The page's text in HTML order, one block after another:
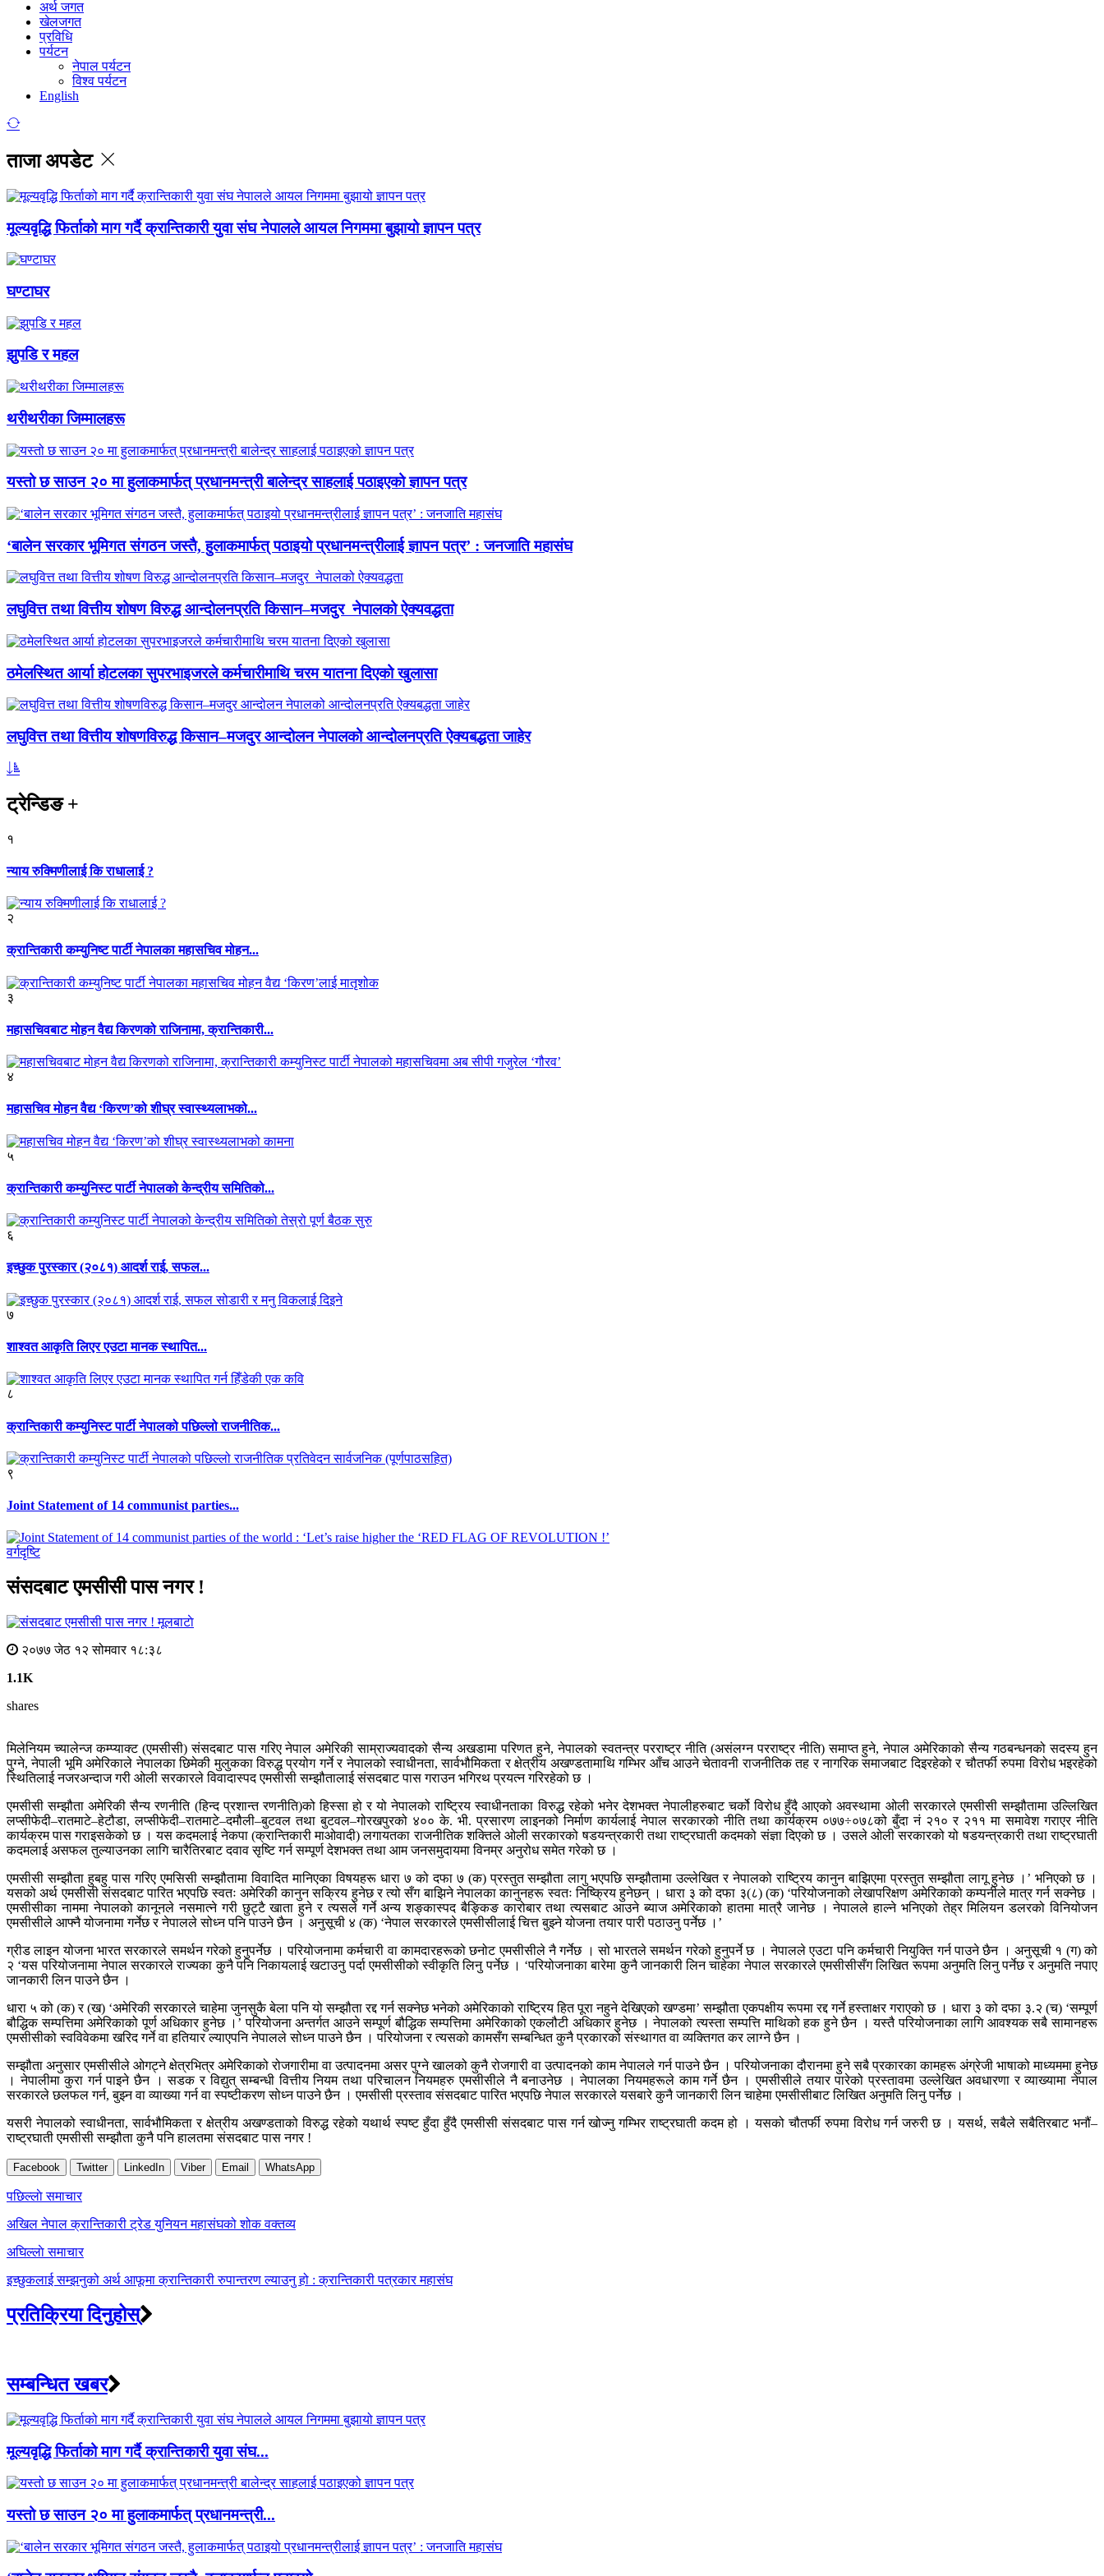
अर्थ जगत
खेलजगत
प्रविधि
पर्यटन
नेपाल पर्यटन
विश्व पर्यटन
English
ताजा अपडेट
मूल्यवृद्धि फिर्ताको माग गर्दै क्रान्तिकारी युवा संघ नेपालले आयल निगममा बुझायो ज्ञापन पत्र
घण्टाघर
झुपडि र महल
थरीथरीका जिम्मालहरू
यस्तो छ साउन २० मा हुलाकमार्फत् प्रधानमन्त्री बालेन्द्र साहलाई पठाइएको ज्ञापन पत्र
‘बालेन सरकार भूमिगत संगठन जस्तै, हुलाकमार्फत् पठाइयो प्रधानमन्त्रीलाई ज्ञापन पत्र’ : जनजाति महासंघ
लघुवित्त तथा वित्तीय शोषण विरुद्ध आन्दोलनप्रति किसान–मजदुर नेपालको ऐक्यवद्धता
ठमेलस्थित आर्या होटलका सुपरभाइजरले कर्मचारीमाथि चरम यातना दिएको खुलासा
लघुवित्त तथा वित्तीय शोषणविरुद्ध किसान–मजदुर आन्दोलन नेपालको आन्दोलनप्रति ऐक्यबद्धता जाहेर
ट्रेन्डिङ+
१
न्याय रुक्मिणीलाई कि राधालाई ?
२
क्रान्तिकारी कम्युनिष्ट पार्टी नेपालका महासचिव मोहन...
३
महासचिवबाट मोहन वैद्य किरणको राजिनामा, क्रान्तिकारी...
४
महासचिव मोहन वैद्य ‘किरण’को शीघ्र स्वास्थ्यलाभको...
५
क्रान्तिकारी कम्युनिस्ट पार्टी नेपालको केन्द्रीय समितिको...
६
इच्छुक पुरस्कार (२०८१) आदर्श राई, सफल...
७
शाश्वत आकृति लिएर एउटा मानक स्थापित...
८
क्रान्तिकारी कम्युनिस्ट पार्टी नेपालको पछिल्लो राजनीतिक...
९
Joint Statement of 14 communist parties...
वर्गदृष्टि
संसदबाट एमसीसी पास नगर !
मूलबाटाे
२०७७ जेठ १२ सोमवार १८:३८
1.1K
shares
मिलेनियम च्यालेन्ज कम्प्याक्ट (एमसीसी) संसदबाट पास गरिए नेपाल अमेरिकी साम्राज्यवादको सैन्य अखडामा परिणत हुने, नेपालको स्वतन्त्र परराष्ट्र नीति (असंलग्न परराष्ट्र नीति) समाप्त हुने, नेपाल अमेरिकाको सैन्य गठबन्धनको सदस्य हुन
पुग्ने, नेपाली भूमि अमेरिकाले नेपालका छिमेकी मुलुकका विरुद्ध प्रयोग गर्ने र नेपालको स्वाधीनता, सार्वभौमिकता र क्षेत्रीय अखण्डतामाथि गम्भिर आँच आउने चेतावनी राजनीतिक तह र नागरिक समाजबाट दिइरहेको र चौतर्फी रुपमा विरोध भइरहेको
स्थितिलाई नजरअन्दाज गरी ओली सरकारले विवादास्पद एमसीसी सम्झौतालाई संसदबाट पास गराउन भगिरथ प्रयत्न गरिरहेको छ ।
एमसीसी सम्झौता अमेरिकी सैन्य रणनीति (हिन्द प्रशान्त रणनीति)को हिस्सा हो र यो नेपालको राष्ट्रिय स्वाधीनताका विरुद्ध रहेको भनेर देशभक्त नेपालीहरुबाट चर्को विरोध हुँदै आएको अवस्थामा ओली सरकारले एमसीसी सम्झौतामा उल्लिखित
लप्सीफेदी–रातमाटे–हेटौडा, लप्सीफेदी–रातमाटे–दमौली–बुटवल तथा बुटवल–गोरखपुरको ४०० के. भी. प्रसारण लाइनको निर्माण कार्यलाई नेपाल सरकारको नीति तथा कार्यक्रम ०७७÷०७८को बुँदा नं २१० र २११ मा समावेश गराएर नीति
कार्यक्रम पास गराइसकेको छ । यस कदमलाई नेकपा (क्रान्तिकारी माओवादी) लगायतका राजनीतिक शक्तिले ओली सरकारको षडयन्त्रकारी तथा राष्ट्रघाती कदमको संज्ञा दिएको छ । उसले ओली सरकारको यो षडयन्त्रकारी तथा राष्ट्रघाती
कदमलाई असफल तुल्याउनका लागि चारैतिरबाट दवाव सृष्टि गर्न सम्पूर्ण देशभक्त तथा आम जनसमुदायमा विनम्र अनुरोध समेत गरेको छ ।
एमसीसी सम्झौता हुबहु पास गरिए एमसिसी सम्झौतामा विवादित मानिएका विषयहरू धारा ७ को दफा ७ (क) प्रस्तुत सम्झौता लागु भएपछि सम्झौतामा उल्लेखित र नेपालको राष्ट्रिय कानुन बाझिएमा प्रस्तुत सम्झौता लागू हुनेछ ।’ भनिएको छ ।
यसको अर्थ एमसीसी संसदबाट पारित भएपछि स्वतः अमेरिकी कानुन सक्रिय हुनेछ र त्यो सँग बाझिने नेपालका कानुनहरू स्वतः निष्क्रिय हुनेछन् । धारा ३ को दफा ३(८) (क) ‘परियोजनाको लेखापरिक्षण अमेरिकाको कम्पनीले मात्र गर्न सक्नेछ ।
एमसीसीका नाममा नेपालको कानूनले नसमात्ने गरी छुट्टै खाता हुने र त्यसले गर्ने अन्य शङ्कास्पद बैङ्किङ कारोबार तथा त्यसबाट आउने ब्याज अमेरिकाको हातमा मात्रै जानेछ । नेपालले हाल्ने भनिएको तेह्र मिलियन डलरको विनियोजन
एमसीसीले आफ्नै योजनामा गर्नेछ र नेपालले सोध्न पनि पाउने छैन । अनुसूची ४ (क) ‘नेपाल सरकारले एमसीसीलाई चित्त बुझ्ने योजना तयार पारी पठाउनु पर्नेछ ।’
ग्रीड लाइन योजना भारत सरकारले समर्थन गरेको हुनुपर्नेछ । परियोजनामा कर्मचारी वा कामदारहरूको छनोट एमसीसीले नै गर्नेछ । सो भारतले समर्थन गरेको हुनुपर्ने छ । नेपालले एउटा पनि कर्मचारी नियुक्ति गर्न पाउने छैन । अनुसूची १ (ग) को
२ ‘यस परियोजनामा नेपाल सरकारले राज्यका कुनै पनि निकायलाई खटाउनु पर्दा एमसीसीको स्वीकृति लिनु पर्नेछ । ‘परियोजनाका बारेमा कुनै जानकारी लिन चाहेका नेपाल सरकारले एमसीसीसँग लिखित रूपमा अनुमति लिनु पर्नेछ र अनुमति नपाए
जानकारी लिन पाउने छैन ।
धारा ५ को (क) र (ख) ‘अमेरिकी सरकारले चाहेमा जुनसुकै बेला पनि यो सम्झौता रद्द गर्न सक्नेछ भनेको अमेरिकाको राष्ट्रिय हित पूरा नहुने देखिएको खण्डमा’ सम्झौता एकपक्षीय रूपमा रद्द गर्ने हस्ताक्षर गराएको छ । धारा ३ को दफा ३.२ (च) ‘सम्पूर्ण
बौद्धिक सम्पत्तिमा अमेरिकाको पूर्ण अधिकार हुनेछ ।’ परियोजना अन्तर्गत आउने सम्पूर्ण बौद्धिक सम्पत्तिमा अमेरिकाको एकलौटी अधिकार हुनेछ । नेपालको त्यस्ता सम्पत्ति माथिको हक हुने छैन । यस्तै परियोजनाका लागि आवश्यक सबै सामानहरू
एमसीसीको स्वविवेकमा खरिद गर्ने वा हतियार ल्याएपनि नेपालले सोध्न पाउने छैन । परियोजना र त्यसको कामसँग सम्बन्धित कुनै प्रकारको संस्थागत वा व्यक्तिगत कर लाग्ने छैन ।
सम्झौता अनुसार एमसीसीले ओगट्ने क्षेत्रभित्र अमेरिकाको रोजगारीमा वा उत्पादनमा असर पुग्ने खालको कुनै रोजगारी वा उत्पादनको काम नेपालले गर्न पाउने छैन । परियोजनाका दौरानमा हुने सबै प्रकारका कामहरू अंग्रेजी भाषाको माध्यममा हुनेछ
। नेपालीमा कुरा गर्न पाइने छैन । सडक र विद्युत् सम्बन्धी वित्तीय नियम तथा परिचालन नियमहरु एमसीसीले नै बनाउनेछ । नेपालका नियमहरूले काम गर्ने छैन । एमसीसीले तयार पारेको प्रस्तावमा उल्लेखित अवधारणा र व्याख्यामा नेपाल
सरकारले छलफल गर्न, बुझ्न वा व्याख्या गर्न वा स्पष्टीकरण सोध्न पाउने छैन । एमसीसी प्रस्ताव संसदबाट पारित भएपछि नेपाल सरकारले यसबारे कुनै जानकारी लिन चाहेमा एमसीसीबाट लिखित अनुमति लिनु पर्नेछ ।
यसरी नेपालको स्वाधीनता, सार्वभौमिकता र क्षेत्रीय अखण्डताको विरुद्ध रहेको यथार्थ स्पष्ट हुँदा हुँदै एमसीसी संसदबाट पास गर्न खोज्नु गम्भिर राष्ट्रघाती कदम हो । यसको चौतर्फी रुपमा विरोध गर्न जरुरी छ । यसर्थ, सबैले सबैतिरबाट भनौं–
राष्ट्रघाती एमसीसी सम्झौता कुनै पनि हालतमा संसदबाट पास नगर !
Facebook Twitter LinkedIn Viber Email WhatsApp
Post
navigation
पछिल्लाे समाचार
अखिल नेपाल क्रान्तिकारी ट्रेड युनियन महासंघको शोक वक्तव्य
अघिल्लाे समाचार
इच्छुकलाई सम्झनुको अर्थ आफूमा क्रान्तिकारी रुपान्तरण ल्याउनु हो : क्रान्तिकारी पत्रकार महासंघ
प्रतिक्रिया दिनुहोस्
सम्बन्धित खबर
मूल्यवृद्धि फिर्ताको माग गर्दै क्रान्तिकारी युवा संघ...
यस्तो छ साउन २० मा हुलाकमार्फत् प्रधानमन्त्री...